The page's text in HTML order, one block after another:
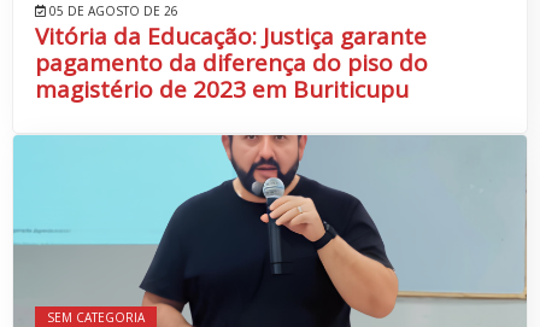
05 DE AGOSTO DE 26
Vitória da Educação: Justiça garante
pagamento da diferença do piso do
magistério de 2023 em Buriticupu
SEM CATEGORIA